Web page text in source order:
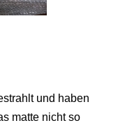
und haben
matte nicht so